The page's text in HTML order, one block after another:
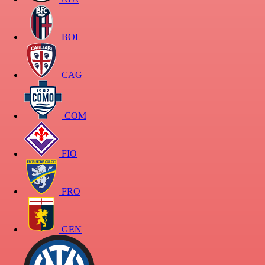
BOL
CAG
COM
FIO
FRO
GEN